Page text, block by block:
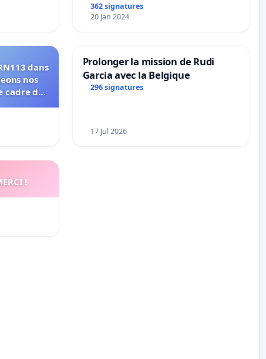
362 signatures
20 Jan 2024
dans
nos
cadre de
Prolonger la mission de Rudi
Garcia avec la Belgique
296 signatures
17 Jul 2026
!